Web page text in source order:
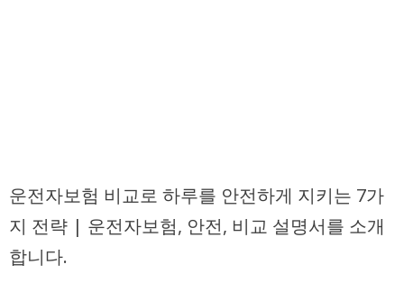
운전자보험 비교로 하루를 안전하게 지키는 7가
지 전략 | 운전자보험, 안전, 비교 설명서를 소개
합니다.